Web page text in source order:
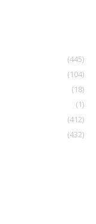
(445)
(104)
(18)
(1)
(412)
(432)